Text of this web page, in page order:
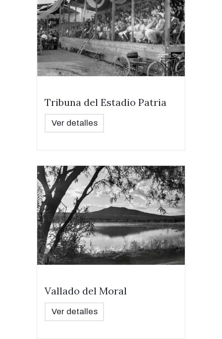
Tribuna del Estadio Patria
Ver detalles
Vallado del Moral
Ver detalles